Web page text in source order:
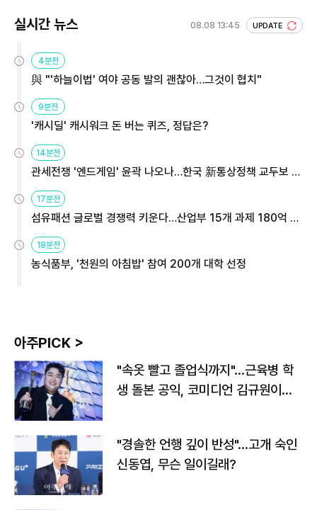
실시간 뉴스 08.08 13:45 UPDATE
4분전
與 "'하늘이법' 여야 공동 발의 괜찮아…그것이 협치"
9분전
'캐시딜' 캐시워크 돈 버는 퀴즈, 정답은?
14분전
관세전쟁 '엔드게임' 윤곽 나오나…한국 新통상정책 교두보 활
용해야
17분전
섬유패션 글로벌 경쟁력 키운다…산업부 15개 과제 180억 지
원
18분전
농식품부, '천원의 아침밥' 참여 200개 대학 선정
아주PICK >
"속옷 빨고 졸업식까지"…근육병 학
생 돌본 공익, 코미디언 김규원이었
"경솔한 언행 깊이 반성"…고개 숙인
신동엽, 무슨 일이길래?